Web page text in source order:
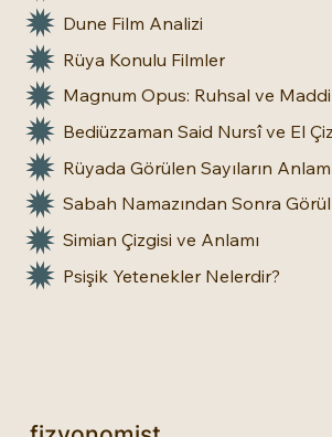
Dune Film Analizi
Rüya Konulu Filmler
Rüyada Görülen Sayıların
Simian Çizgisi ve Anlamı
Psişik Yetenekler Nelerdir?